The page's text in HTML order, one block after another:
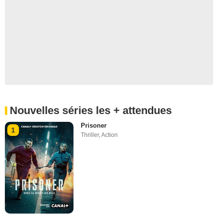
Nouvelles séries les + attendues
1
Prisoner
Thriller,Action